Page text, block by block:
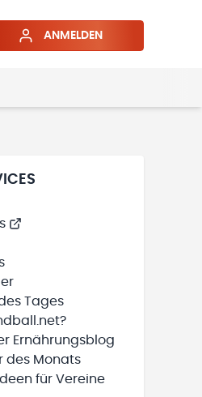
ANMELDEN
Tages
Ernährungsblog
des Monats
für Vereine